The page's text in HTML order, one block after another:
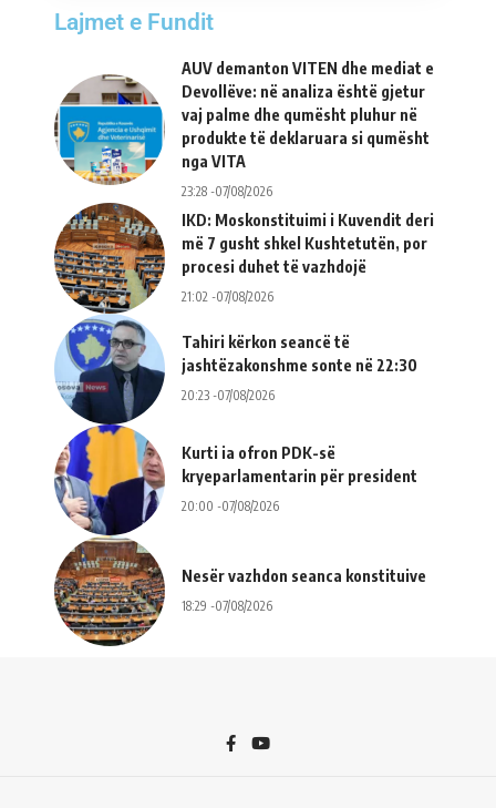
Lajmet e Fundit
AUV demanton VITEN dhe mediat e
Devollëve: në analiza është gjetur
vaj palme dhe qumësht pluhur në
produkte të deklaruara si qumësht
nga VITA
23:28 -07/08/2026
IKD: Moskonstituimi i Kuvendit deri
më 7 gusht shkel Kushtetutën, por
procesi duhet të vazhdojë
21:02 -07/08/2026
Tahiri kërkon seancë të
jashtëzakonshme sonte në 22:30
20:23 -07/08/2026
Kurti ia ofron PDK-së
kryeparlamentarin për president
20:00 -07/08/2026
Nesër vazhdon seanca konstituive
18:29 -07/08/2026